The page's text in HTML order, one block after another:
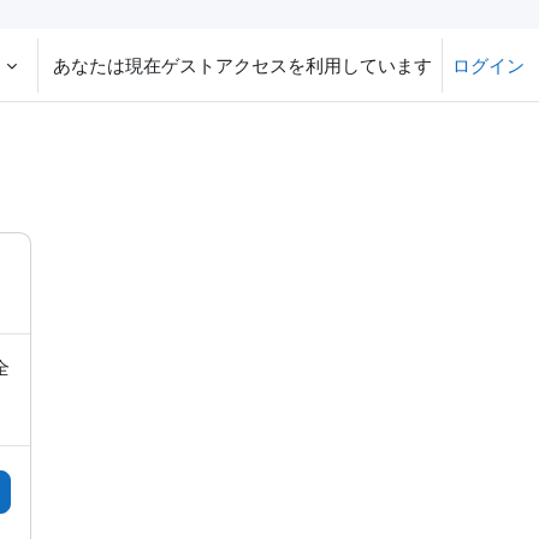
あなたは現在ゲストアクセスを利用しています ログイン